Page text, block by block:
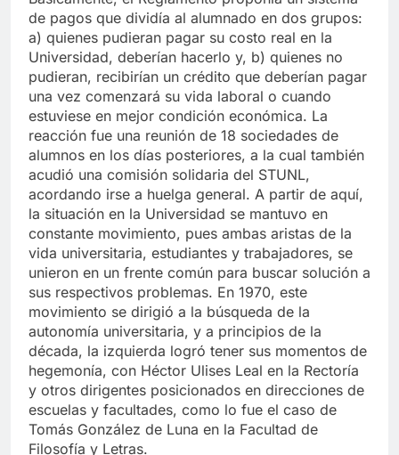
Básicamente, el Reglamento proponía un sistema
de pagos que dividía al alumnado en dos grupos:
a) quienes pudieran pagar su costo real en la
Universidad, deberían hacerlo y, b) quienes no
pudieran, recibirían un crédito que deberían pagar
una vez comenzará su vida laboral o cuando
estuviese en mejor condición económica. La
reacción fue una reunión de 18 sociedades de
alumnos en los días posteriores, a la cual también
acudió una comisión solidaria del STUNL,
acordando irse a huelga general. A partir de aquí,
la situación en la Universidad se mantuvo en
constante movimiento, pues ambas aristas de la
vida universitaria, estudiantes y trabajadores, se
unieron en un frente común para buscar solución a
sus respectivos problemas. En 1970, este
movimiento se dirigió a la búsqueda de la
autonomía universitaria, y a principios de la
década, la izquierda logró tener sus momentos de
hegemonía, con Héctor Ulises Leal en la Rectoría
y otros dirigentes posicionados en direcciones de
escuelas y facultades, como lo fue el caso de
Tomás González de Luna en la Facultad de